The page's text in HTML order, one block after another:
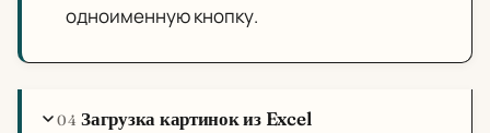
одноименную кнопку.
04 Загрузка картинок из Excel